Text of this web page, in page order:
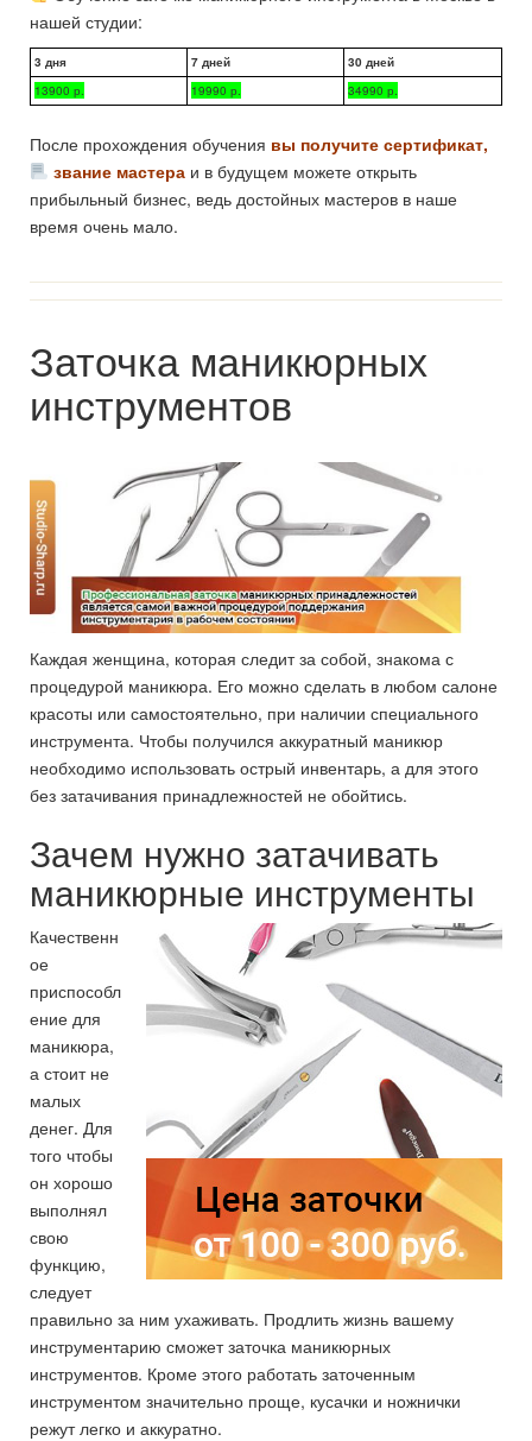
нашей студии:
3 дня 7 дней
30 дней
13900 р.
19990 р. 34990 р.
После прохождения обучения вы получите сертификат,
звание мастераи в будущем можете открыть
прибыльный бизнес, ведь достойных мастеров в наше
время очень мало.
Заточка маникюрных
инструментов
Каждая женщина, которая следит за собой, знакома с
процедурой маникюра. Его можно сделать в любом салоне
красоты или самостоятельно, при наличии специального
инструмента. Чтобы получился аккуратный маникюр
необходимо использовать острый инвентарь, а для этого
без затачивания принадлежностей не обойтись.
Зачем нужно затачивать
маникюрные инструменты
Качественн
ое
приспособл
ение для
маникюра,
а стоит не
малых
денег. Для
того чтобы
он хорошо
выполнял
свою
функцию,
следует
правильно за ним ухаживать. Продлить жизнь вашему
инструментарию сможет заточка маникюрных
инструментов. Кроме этого работать заточенным
инструментом значительно проще, кусачки и ножнички
режут легко и аккуратно.